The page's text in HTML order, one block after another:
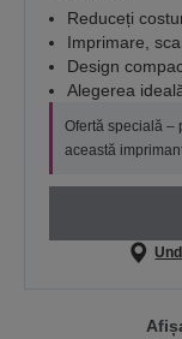
Reduceți
Imprimare,
Design
Alegerea
Ofertă specială –
această